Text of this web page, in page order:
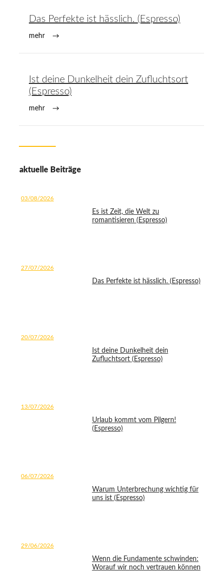
Das Perfekte ist hässlich. (Espresso)
mehr
Ist deine Dunkelheit dein Zufluchtsort
(Espresso)
mehr
aktuelle Beiträge
03/08/2026
Es ist Zeit, die Welt zu
romantisieren (Espresso)
27/07/2026
Das Perfekte ist hässlich. (Espresso)
20/07/2026
Ist deine Dunkelheit dein
Zufluchtsort (Espresso)
13/07/2026
Urlaub kommt vom Pilgern!
(Espresso)
06/07/2026
Warum Unterbrechung wichtig für
uns ist (Espresso)
29/06/2026
Wenn die Fundamente schwinden:
Worauf wir noch vertrauen können